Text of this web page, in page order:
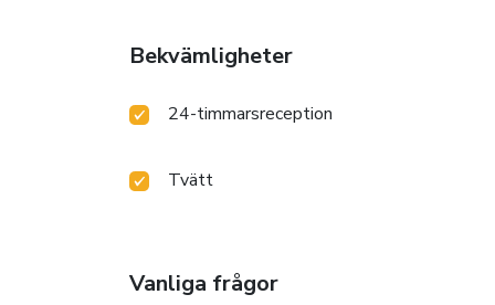
Bekvämligheter
24-timmarsreception
Tvätt
Vanliga frågor